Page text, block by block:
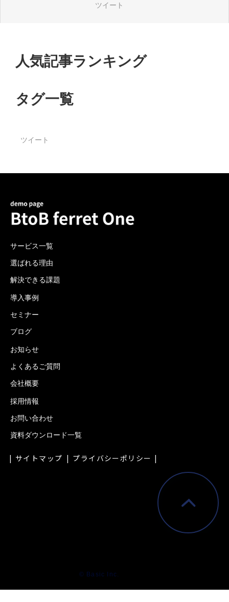
ツイート
人気記事ランキング
タグ一覧
ツイート
サービス一覧
選ばれる理由
解決できる課題
導入事例
セミナー
ブログ
お知らせ
よくあるご質問
会社概要
採用情報
お問い合わせ
資料ダウンロード一覧
サイトマップ プライバシーポリシー
© Basic Inc.